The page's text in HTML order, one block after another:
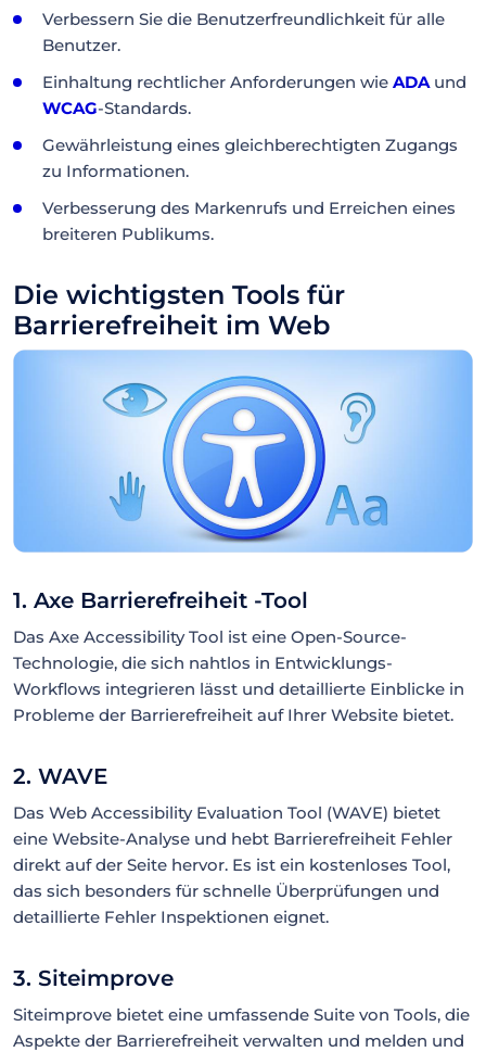
Verbessern Sie die Benutzerfreundlichkeit für alle
Benutzer.
Einhaltung rechtlicher Anforderungen wie ADAund
WCAG-Standards.
Gewährleistung eines gleichberechtigten Zugangs
zu Informationen.
Verbesserung des Markenrufs und Erreichen eines
breiteren Publikums.
Die wichtigsten Tools für
Barrierefreiheit im Web
1. Axe Barrierefreiheit -Tool
Das Axe Accessibility Tool ist eine Open-Source-
Technologie, die sich nahtlos in Entwicklungs-
Workflows integrieren lässt und detaillierte Einblicke in
Probleme der Barrierefreiheit auf Ihrer Website bietet.
2. WAVE
Das Web Accessibility Evaluation Tool (WAVE) bietet
eine Website-Analyse und hebt Barrierefreiheit Fehler
direkt auf der Seite hervor. Es ist ein kostenloses Tool,
das sich besonders für schnelle Überprüfungen und
detaillierte Fehler Inspektionen eignet.
3. Siteimprove
Siteimprove bietet eine umfassende Suite von Tools, die
Aspekte der Barrierefreiheit verwalten und melden und